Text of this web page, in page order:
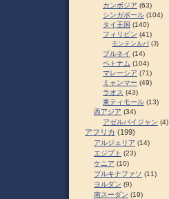
カンボジア (63)
シンガポール (104)
タイ王国 (140)
フィリピン (41)
モンテンルパ (3)
ブルネイ (14)
ベトナム (104)
マレーシア (71)
ミャンマー (49)
ラオス (43)
東ティモール (13)
西アジア (34)
アゼルバイジャン (4)
アフリカ (199)
アルジェリア (14)
エジプト (23)
ケニア (10)
ブルキナファソ (11)
ヨルダン (9)
南スーダン (19)